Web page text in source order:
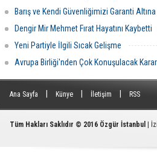
Barış ve Kendi Güvenliğimizi Garanti
Dengir Mir Mehmet Fırat Hayatını Kaybetti
Yeni Partiyle İlgili Sıcak Gelişme
Avrupa Birliği'nden Çok Konuşulacak Karar
Ana Sayfa Künye İletişim RSS
Tüm Hakları Saklıdır © 2016 Özgür İstanbul |